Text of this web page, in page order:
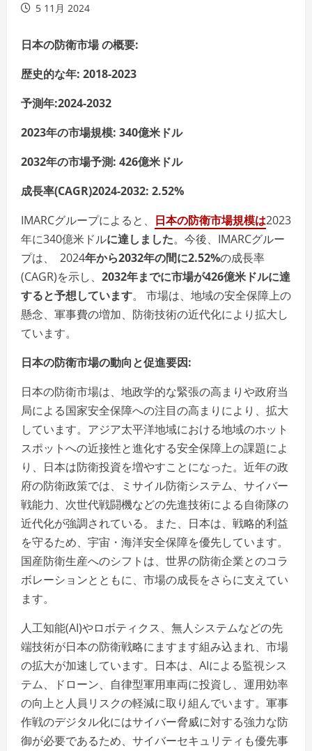
5 11月 2024
日本の防衛市場の概要:
歴史的な年: 2018-2023
予測年:2024-2032
2023年の市場規模: 340億米ドル
2032年の市場予測: 426億米ドル
成長率(CAGR)2024-2032: 2.52%
IMARCグループによると、 日本の防衛市場規模は2023
年に340億米ドルに達しました。今後、IMARCグルー
プは、 2024年から2032年の間に2.52%の成長率
(CAGR)を示し、 2032年までに市場が426億米ドルに達
すると予想しています。 市場は、地域の安全保障上の
懸念、軍事費の増加、防衛技術の近代化により拡大し
ています。
日本の防衛市場の動向と促進要因:
日本の防衛市場は、地政学的な緊張の高まりや政府当
局による国家安全保障への注目の高まりにより、拡大
しています。アジア太平洋地域における地域のホット
スポットへの近接性と進化する安全保障上の課題によ
り、日本は防衛投資を増やすことになった。近年の政
府の防衛政策では、ミサイル防衛システム、サイバー
戦能力、次世代戦闘機などの先進技術による自衛隊の
近代化が強調されている。また、日本は、戦略的利益
を守るため、宇宙・海洋安全保障を優先しています。
国産防衛生産へのシフトは、世界の防衛企業とのコラ
ボレーションとともに、市場の成長をさらに支えてい
ます。
人工知能(AI)やロボティクス、無人システムなどの先
端技術が日本の防衛戦略にますます組み込まれ、市場
の拡大が加速しています。日本は、AIによる監視シス
テム、ドローン、自律型軍用車両に投資し、運用効率
の向上と人員リスクの軽減に取り組んでいます。軍事
作戦のデジタル化にはサイバー脅威に対する強力な防
御が必要であるため、サイバーセキュリティも優先事